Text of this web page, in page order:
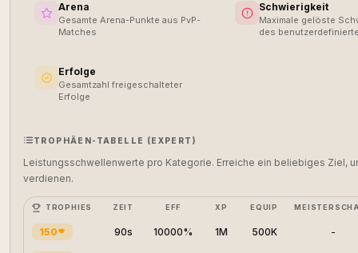
Arena
Gesamte Arena-Punkte aus PvP-
Matches
Schwierigkeit
Maximale gelöste
des
Erfolge
Gesamtzahl freigeschalteter
Erfolge
TROPHÄEN-TABELLE (EXPERT)
Leistungsschwellenwerte pro Kategorie. Erreiche ein beliebiges Ziel,
verdienen.
TROPHIES ZEIT EFF XP EQUIP
150 90s 10000% 1M 500K -